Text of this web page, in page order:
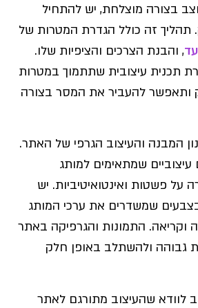
בצורה מוצלחת, יש להתחיל
תהליך זה כולל הגדרת המטרות של
, והבנת הצרכים והציפיות שלו.
תכנית עיצובית שתתמוך במטרות
ותאפשר להעביר את המסר בצורה
המבנה והעיצוב הגרפי של האתר.
שמתאימים למותג
על פשטות ואינטואיטיביות. יש
שמשדרים את ערכי המותג
וקריאה. התמונות והגרפיקה באתר
גבוהה ולהשתלב באופן חלק
לוודא שהעיצוב מתורגם לאתר